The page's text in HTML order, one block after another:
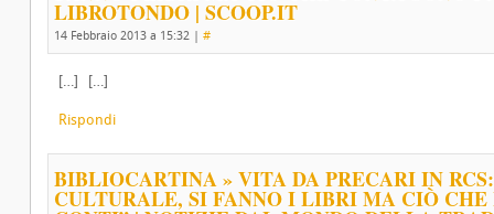
LIBROTONDO | SCOOP.IT
14 Febbraio 2013 a 15:32 | #
[…] […]
Rispondi
BIBLIOCARTINA » VITA DA PRECARI IN
CULTURALE, SI FANNO I LIBRI MA CIÒ